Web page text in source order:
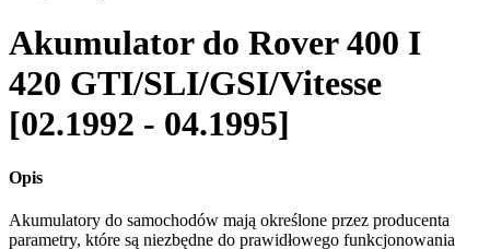
Akumulator do Rover 400 I
420 GTI/SLI/GSI/Vitesse
[02.1992 - 04.1995]
Opis
Akumulatory do samochodów mają określone przez producenta
parametry, które są niezbędne do prawidłowego funkcjonowania